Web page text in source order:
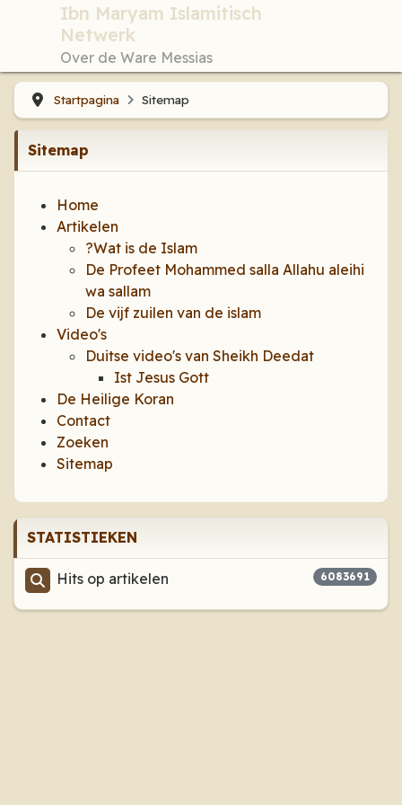
Ibn Maryam Islamitisch
Netwerk
Over de Ware Messias
Startpagina Sitemap
STATISTIEKEN
Hits op artikelen 6083691
Sitemap
Home
Artikelen
?Wat is de Islam
De Profeet Mohammed salla Allahu aleihi
wa sallam
De vijf zuilen van de islam
Video's
Duitse video's van Sheikh Deedat
Ist Jesus Gott
De Heilige Koran
Contact
Zoeken
Sitemap